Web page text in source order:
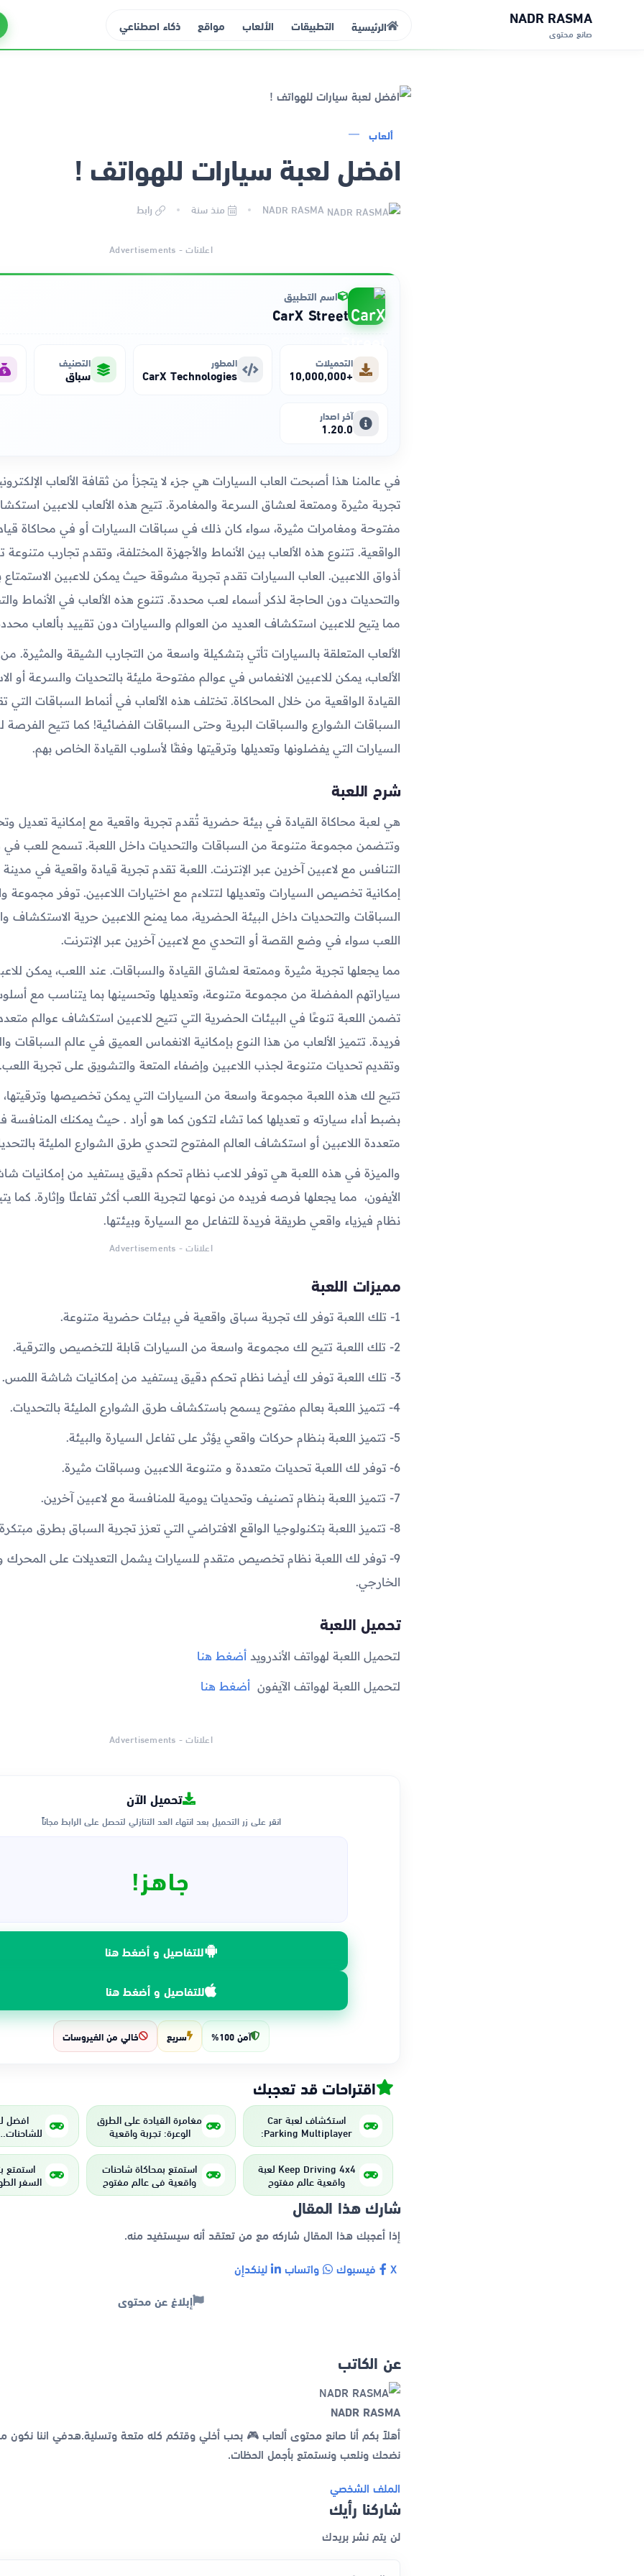
NADR RASMA
صانع محتوى الرئيسية التطبيقات الألعاب مواقع ذكاء اصطناعي
ألعاب
افضل لعبة سيارات للهواتف !
منذ سنة رابط
اعلانات - Advertisements
اسم التطبيق
CarX Street
التحميلات
+10,000,000
المطور
CarX Technologies
التصنيف
سباق
آخر اصدار
1.20.0
في عالمنا هذا أصبحت العاب السيارات هي جزء لا يتجزأ من ثقافة الألعاب
تجربة مثيرة وممتعة لعشاق السرعة والمغامرة. تتيح هذه الألعاب للاعبين
مفتوحة ومغامرات مثيرة، سواء كان ذلك في سباقات السيارات أو في محاكاة
الواقعية. تتنوع هذه الألعاب بين الأنماط والأجهزة المختلفة، وتقدم تجارب
أذواق اللاعبين. العاب السيارات تقدم تجربة مشوقة حيث يمكن للاعبين الاستمتاع
والتحديات دون الحاجة لذكر أسماء لعب محددة. تتنوع هذه الألعاب في الأنماط
مما يتيح للاعبين استكشاف العديد من العوالم والسيارات دون تقييد بألعاب
الألعاب المتعلقة بالسيارات تأتي بتشكيلة واسعة من التجارب الشيقة والمثيرة.
الألعاب، يمكن للاعبين الانغماس في عوالم مفتوحة مليئة بالتحديات والسرعة أو
القيادة الواقعية من خلال المحاكاة. تختلف هذه الألعاب في أنماط السباقات التي
السباقات الشوارع والسباقات البرية وحتى السباقات الفضائية! كما تتيح الفرصة
السيارات التي يفضلونها وتعديلها وترقيتها وفقًا لأسلوب القيادة الخاص بهم.
شرح اللعبة
هي لعبة محاكاة القيادة في بيئة حضرية تُقدم تجربة واقعية مع إمكانية تعديل
وتتضمن مجموعة متنوعة من السباقات والتحديات داخل اللعبة. تسمح للعب في
التنافس مع لاعبين آخرين عبر الإنترنت. اللعبة تقدم تجربة قيادة واقعية في
إمكانية تخصيص السيارات وتعديلها لتتلاءم مع اختيارات اللاعبين. توفر
السباقات والتحديات داخل البيئة الحضرية، مما يمنح اللاعبين حرية الاستكشاف
اللعب سواء في وضع القصة أو التحدي مع لاعبين آخرين عبر الإنترنت.
مما يجعلها تجربة مثيرة وممتعة لعشاق القيادة والسباقات. عند اللعب، يمكن
سياراتهم المفضلة من مجموعة متنوعة، وتعديلها وتحسينها بما يتناسب مع
تضمن اللعبة تنوعًا في البيئات الحضرية التي تتيح للاعبين استكشاف عوالم
فريدة. تتميز الألعاب من هذا النوع بإمكانية الانغماس العميق في عالم السباقات
وتقديم تحديات متنوعة لجذب اللاعبين وإضفاء المتعة والتشويق على تجربة اللعب.
تتيح لك هذه اللعبة مجموعة واسعة من السيارات التي يمكن تخصيصها وترقيتها،
بضبط أداء سيارته و تعديلها كما تشاء لتكون كما هو أراد . حيث يمكنك
متعددة اللاعبين أو استكشاف العالم المفتوح لتحدي طرق الشوارع المليئة
والميزة في هذه اللعبة هي توفر للاعب نظام تحكم دقيق يستفيد من إمكانيات
الأيفون، مما يجعلها فرصه فريده من نوعها لتجربة اللعب أكثر تفاعلًا وإثارة. كما
نظام فيزياء واقعي طريقة فريدة للتفاعل مع السيارة وبيئتها.
اعلانات - Advertisements
مميزات اللعبة
1- تلك اللعبة توفر لك تجربة سباق واقعية في بيئات حضرية متنوعة.
2- تلك اللعبة تتيح لك مجموعة واسعة من السيارات قابلة للتخصيص والترقية.
3- تلك اللعبة توفر لك أيضا نظام تحكم دقيق يستفيد من إمكانيات شاشة اللمس.
4- تتميز اللعبة بعالم مفتوح يسمح باستكشاف طرق الشوارع المليئة بالتحديات.
5- تتميز اللعبة بنظام حركات واقعي يؤثر على تفاعل السيارة والبيئة.
6- توفر لك اللعبة تحديات متعددة و متنوعة اللاعبين وسباقات مثيرة.
7- تتميز اللعبة بنظام تصنيف وتحديات يومية للمنافسة مع لاعبين آخرين.
8- تتميز اللعبة بتكنولوجيا الواقع الافتراضي التي تعزز تجربة السباق بطرق مبتكرة.
9- توفر لك اللعبة نظام تخصيص متقدم للسيارات يشمل التعديلات على المحرك
الخارجي.
تحميل اللعبة
لتحميل اللعبة لهواتف الأندرويد أضغط هنا
لتحميل اللعبة لهواتف الآيفون أضغط هنا
اعلانات - Advertisements
تحميل الآن
انقر على زر التحميل بعد انتهاء العد التنازلي لتحصل على الرابط مجاناً
جاهز!
للتفاصيل و أضغط هنا
للتفاصيل و أضغط هنا
آمن 100% سريع خالي من الفيروسات
اقتراحات قد تعجبك
استكشاف لعبة Car
Parking Multiplayer:
تجربة قيادة واقعية
مغامرة القيادة على الطرق
الوعرة: تجربة واقعية
لعشاق التحدي والإثارة
افضل
وتخطيط
Keep Driving 4x4 لعبة
واقعية عالم مفتوح
استمتع بمحاكاة شاحنات
واقعية في عالم مفتوح
مع رسومات مذهلة
استمتع
السفر
حرية
شارك هذا المقال
إذا أعجبك هذا المقال شاركه مع من تعتقد أنه سيستفيد منه.
فيسبوك واتساب لينكدإن
إبلاغ عن محتوى
عن الكاتب
NADR RASMA
أهلاً بكم أنا صانع محتوى ألعاب 🎮 بحب أخلي وقتكم كله متعة وتسلية.هدفي اننا نكون
نضحك ونلعب ونستمتع بأجمل الحظات.
الملف الشخصي
شاركنا رأيك
لن يتم نشر بريدك